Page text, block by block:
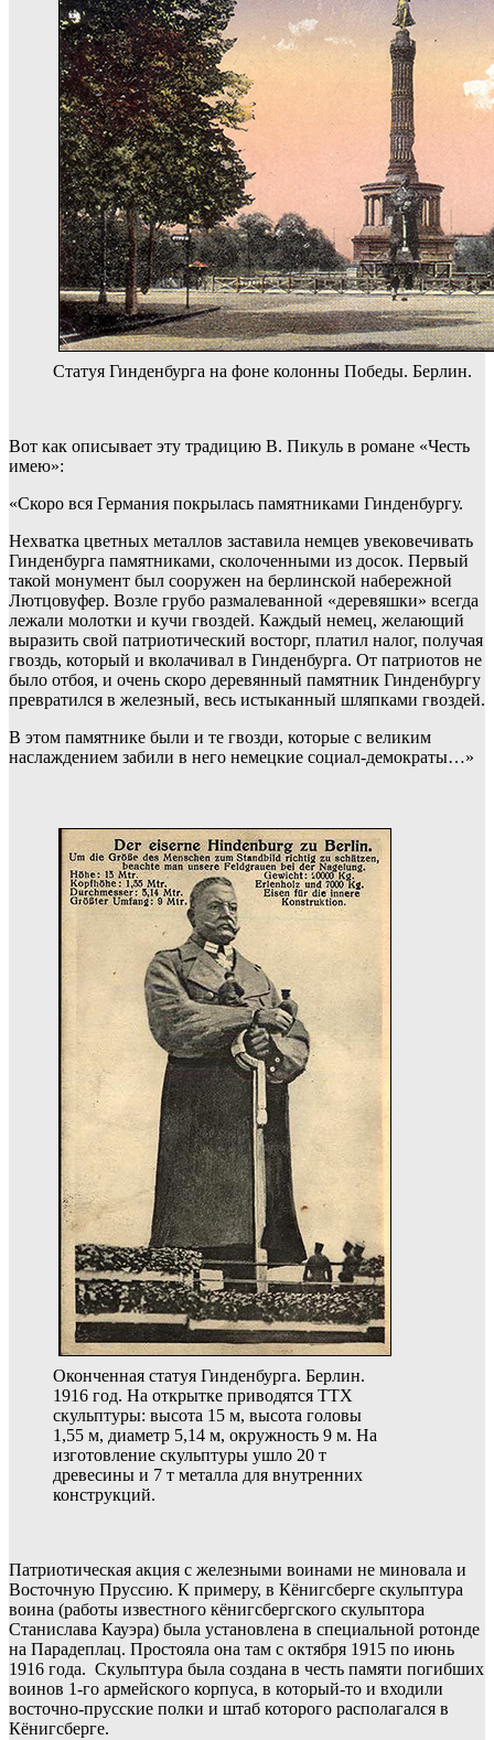
Статуя Гинденбурга на фоне колонны Победы. Берлин.
Вот как описывает эту традицию В. Пикуль в романе «Честь
имею»:
«Скоро вся Германия покрылась памятниками Гинденбургу.
Нехватка цветных металлов заставила немцев увековечивать
Гинденбурга памятниками, сколоченными из досок. Первый
такой монумент был сооружен на берлинской набережной
Лютцовуфер. Возле грубо размалеванной «деревяшки» всегда
лежали молотки и кучи гвоздей. Каждый немец, желающий
выразить свой патриотический восторг, платил налог, получая
гвоздь, который и вколачивал в Гинденбурга. От патриотов не
было отбоя, и очень скоро деревянный памятник Гинденбургу
превратился в железный, весь истыканный шляпками гвоздей.
В этом памятнике были и те гвозди, которые с великим
наслаждением забили в него немецкие социал-демократы…»
Оконченная статуя Гинденбурга. Берлин.
1916 год. На открытке приводятся ТТХ
скульптуры: высота 15 м, высота головы
1,55 м, диаметр 5,14 м, окружность 9 м. На
изготовление скульптуры ушло 20 т
древесины и 7 т металла для внутренних
конструкций.
Патриотическая акция с железными воинами не миновала и
Восточную Пруссию. К примеру, в Кёнигсберге скульптура
воина (работы известного кёнигсбергского скульптора
Станислава Кауэра) была установлена в специальной ротонде
на Парадеплац. Простояла она там с октября 1915 по июнь
1916 года. Скульптура была создана в честь памяти погибших
воинов 1-го армейского корпуса, в который-то и входили
восточно-прусские полки и штаб которого располагался в
Кёнигсберге.